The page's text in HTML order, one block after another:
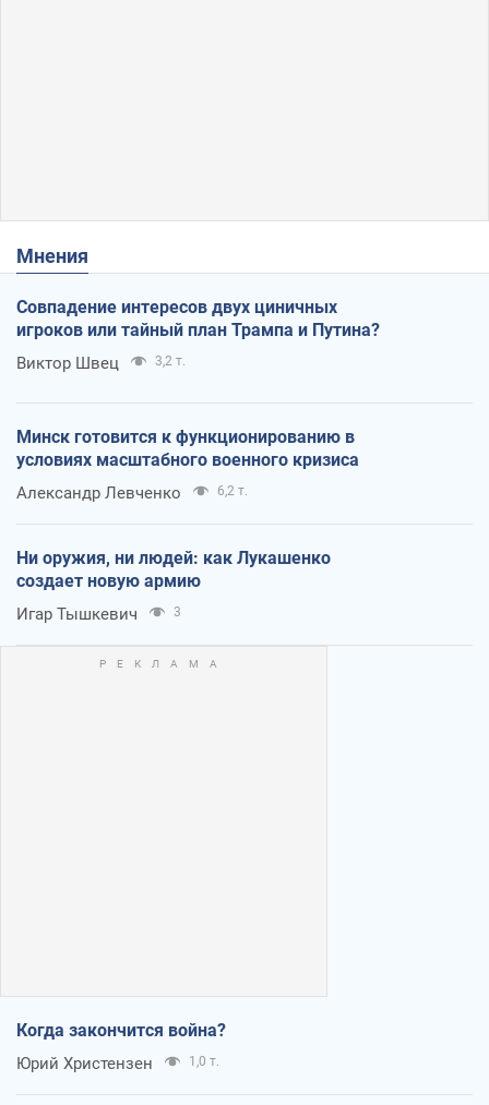
Мнения
Совпадение интересов двух циничных
игроков или тайный план Трампа и Путина?
Виктор Швец 3,2 т.
Минск готовится к функционированию в
условиях масштабного военного кризиса
Александр Левченко 6,2 т.
Ни оружия, ни людей: как Лукашенко
создает новую армию
Игар Тышкевич 3
Когда закончится война?
Юрий Христензен 1,0 т.